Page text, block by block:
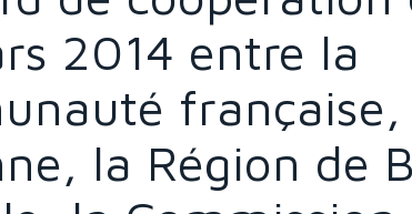
2014 entre la
française,
la Région de